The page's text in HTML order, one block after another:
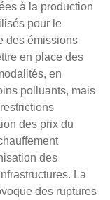
à la production
pour le
des émissions
en place des
en
polluants, mais
des prix du
des
La
des ruptures